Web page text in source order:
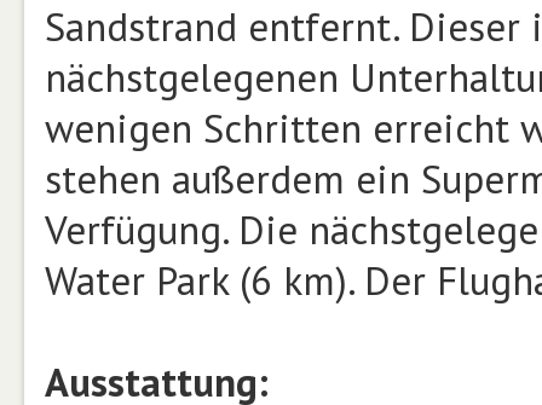
Sandstrand entfernt. Dieser
nächstgelegenen
wenigen Schritten erreicht
stehen außerdem ein
Verfügung. Die
Water Park (6 km). Der
Ausstattung: